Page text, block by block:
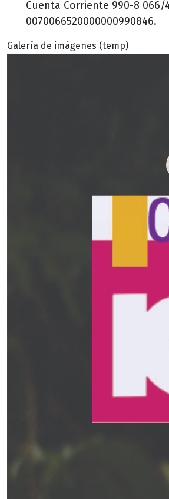
Cuenta Corriente 990-8 066/
0070066520000000990846.
Galería de imágenes (temp)